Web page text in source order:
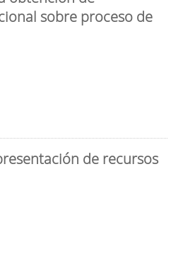
sobre proceso de
de recursos